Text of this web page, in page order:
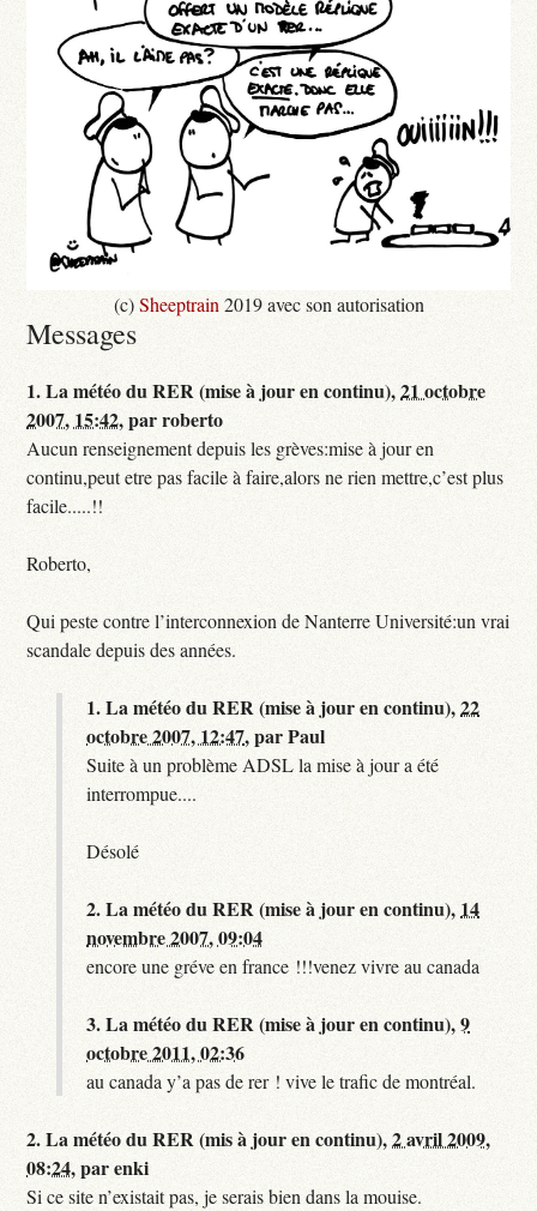
(c)Sheeptrain 2019 avec son autorisation
Messages
1.La météo du RER (mise à jour en continu),21 octobre
2007, 15:42,parroberto
Aucun renseignement depuis les grèves:mise à jour en
continu,peut etre pas facile à faire,alors ne rien mettre,c’est plus
facile.....!!
Roberto,
Qui peste contre l’interconnexion de Nanterre Université:un vrai
scandale depuis des années.
1.La météo du RER (mise à jour en continu),22
octobre 2007, 12:47,parPaul
Suite à un problème ADSL la mise à jour a été
interrompue....
Désolé
2.La météo du RER (mise à jour en continu), 14
novembre 2007, 09:04
encore une gréve en france !!!venez vivre au canada
3.La météo du RER (mise à jour en continu),9
octobre 2011, 02:36
au canada y’a pas de rer ! vive le trafic de montréal.
2.La météo du RER (mis à jour en continu),2 avril 2009,
08:24,parenki
Si ce site n’existait pas, je serais bien dans la mouise.